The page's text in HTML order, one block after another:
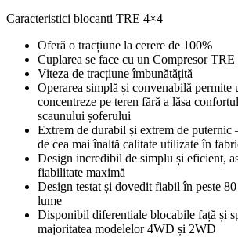
Caracteristici blocanti TRE 4×4
Oferă o tracțiune la cerere de 100%
Cuplarea se face cu un Compresor
Viteza de tracțiune îmbunătățită
Operarea simplă și convenabilă permite
concentreze pe teren fără a lăsa
scaunului șoferului
Extrem de durabil și extrem de puternic
de cea mai înaltă calitate utilizate în
Design incredibil de simplu și eficient,
fiabilitate maximă
Design testat și dovedit fiabil în peste
lume
Disponibil diferentiale blocabile față și
majoritatea modelelor 4WD și 2WD